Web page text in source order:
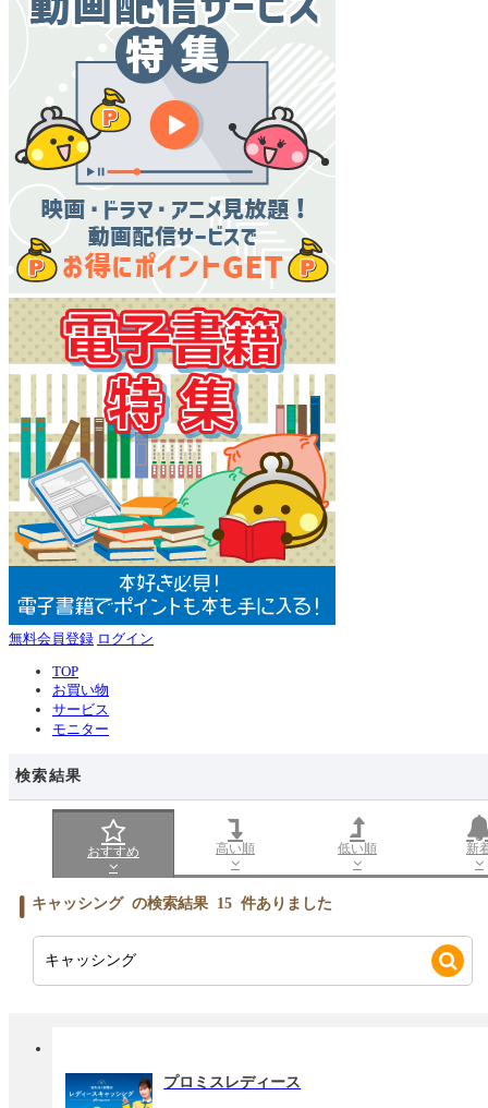
無料会員登録 ログイン
TOP
お買い物
サービス
モニター
検索結果
おすすめ 高い順 低い順 新
キャッシング の検索結果 15 件ありました
プロミスレディース